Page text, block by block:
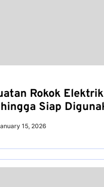
Rokok
Siap
15, 2026